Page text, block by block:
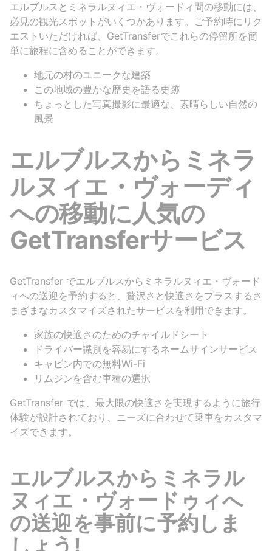
エルブルスとミネラルヌィエ・ヴォードィ間の移動には、
必見の観光スポットがいくつかあります。ご予約時にリク
エストいただければ、GetTransferでこれらの停留所を簡
単に旅程に含めることができます。
地元の村のユニークな建築
この地域の豊かな歴史を語る史跡
ちょっとした写真撮影に最適な、素晴らしい自然の
風景
エルブルスからミネラ
ルヌィエ・ヴォーディ
への移動に人気の
GetTransferサービス
GetTransfer でエルブルスからミネラルヌィエ・ヴォード
ィへの送迎を予約すると、贅沢さと快適さをプラスするさ
まざまなカスタマイズされたサービスを利用できます。
家族の快適さのためのチャイルドシート
ドライバー識別を容易にするネームサインサービス
キャビン内での無料Wi-Fi
リムジンを含む車種の選択
GetTransfer では、最大限の快適さを実現するように旅行
体験が設計されており、ニーズに合わせて乗車をカスタマ
イズできます。
エルブルスからミネラル
ヌィエ・ヴォードゥィへ
の送迎を事前に予約しま
しょう!